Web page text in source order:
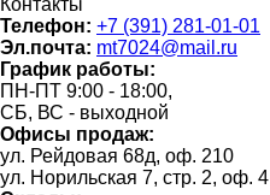
Контакты
Телефон: +7 (391) 281-01-01
Эл.почта: mt7024@mail.ru
График работы:
ПН-ПТ 9:00 - 18:00,
СБ, ВС - выходной
Офисы продаж:
ул. Рейдовая 68д, оф. 210
ул. Норильская 7, стр. 2, оф. 4